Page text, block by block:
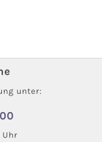
unter:
Uhr